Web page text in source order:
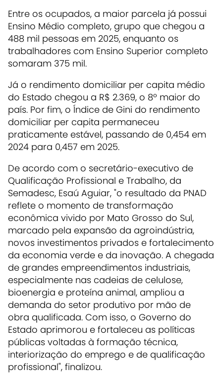
Entre os ocupados, a maior parcela já possui
Ensino Médio completo, grupo que chegou a
488 mil pessoas em 2025, enquanto os
trabalhadores com Ensino Superior completo
somaram 375 mil.
Já o rendimento domiciliar per capita médio
do Estado chegou a R$ 2.369, o 8º maior do
país. Por fim, o Índice de Gini do rendimento
domiciliar per capita permaneceu
praticamente estável, passando de 0,454 em
2024 para 0,457 em 2025.
De acordo com o secretário-executivo de
Qualificação Profissional e Trabalho, da
Semadesc, Esaú Aguiar, "o resultado da PNAD
reflete o momento de transformação
econômica vivido por Mato Grosso do Sul,
marcado pela expansão da agroindústria,
novos investimentos privados e fortalecimento
da economia verde e da inovação. A chegada
de grandes empreendimentos industriais,
especialmente nas cadeias de celulose,
bioenergia e proteína animal, ampliou a
demanda do setor produtivo por mão de
obra qualificada. Com isso, o Governo do
Estado aprimorou e fortaleceu as políticas
públicas voltadas à formação técnica,
interiorização do emprego e de qualificação
profissional", finalizou.